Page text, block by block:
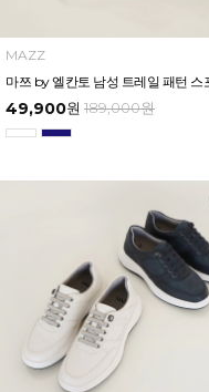
MAZZ
49,900원 189,000원